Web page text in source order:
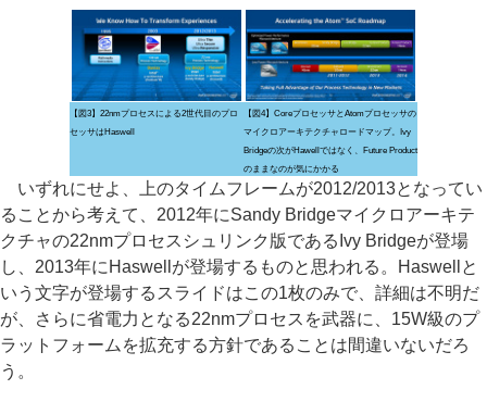
【図3】22nmプロセスによる2世代目のプロ
セッサはHaswell
【図4】CoreプロセッサとAtomプロセッサの
マイクロアーキテクチャロードマップ。Ivy
Bridgeの次がHawellではなく、Future Product
のままなのが気にかかる
いずれにせよ、上のタイムフレームが2012/2013となってい
ることから考えて、2012年にSandy Bridgeマイクロアーキテ
クチャの22nmプロセスシュリンク版であるIvy Bridgeが登場
し、2013年にHaswellが登場するものと思われる。Haswellと
いう文字が登場するスライドはこの1枚のみで、詳細は不明だ
が、さらに省電力となる22nmプロセスを武器に、15W級のプ
ラットフォームを拡充する方針であることは間違いないだろ
う。